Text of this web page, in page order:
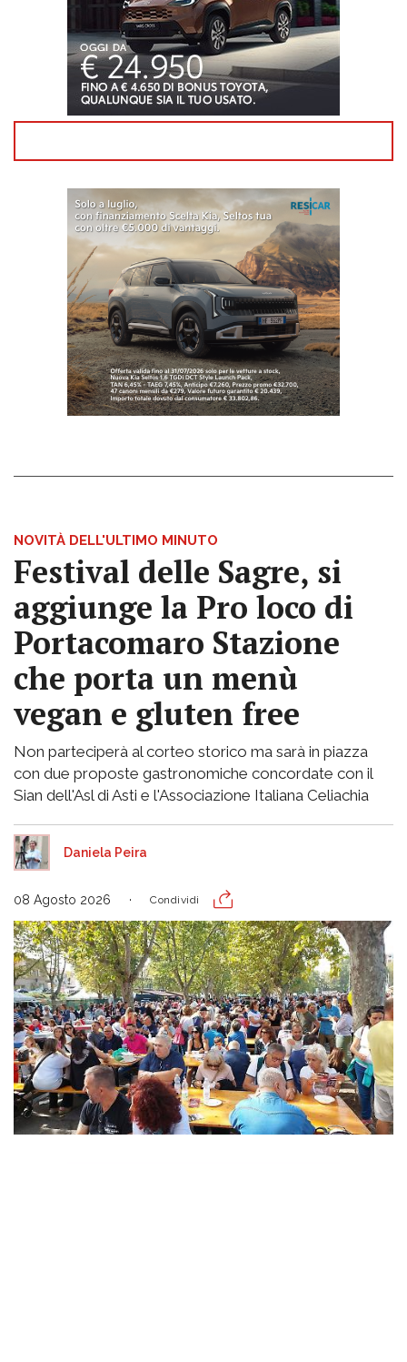
NOVITÀ DELL'ULTIMO MINUTO
Festival delle Sagre, si
aggiunge la Pro loco di
Portacomaro Stazione
che porta un menù
vegan e gluten free
Non parteciperà al corteo storico ma sarà in piazza
con due proposte gastronomiche concordate con il
Sian dell'Asl di Asti e l'Associazione Italiana Celiachia
Daniela Peira
08 Agosto 2026 Condividi